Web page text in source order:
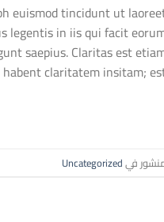
euismod tincidunt ut
legentis in iis qui facit
saepius. Claritas est
claritatem insitam; est
فيUncategorized